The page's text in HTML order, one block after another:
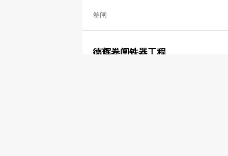
卷闸
德辉卷闸铁器工程